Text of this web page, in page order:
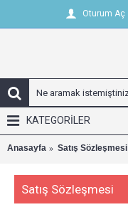
Oturum Aç
KATEGORİLER
Anasayfa Satış Sözleşmesi
Satış Sözleşmesi